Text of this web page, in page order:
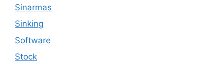
Sinarmas
Sinking
Software
Stock